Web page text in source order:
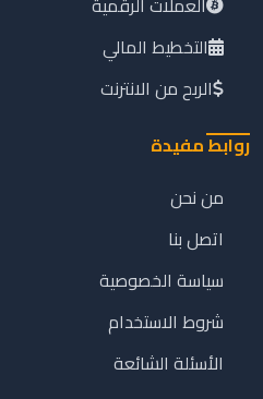
التخطيط المالي
الربح من الانترنت
روابط مفيدة
من نحن
اتصل بنا
سياسة الخصوصية
شروط الاستخدام
الأسئلة الشائعة